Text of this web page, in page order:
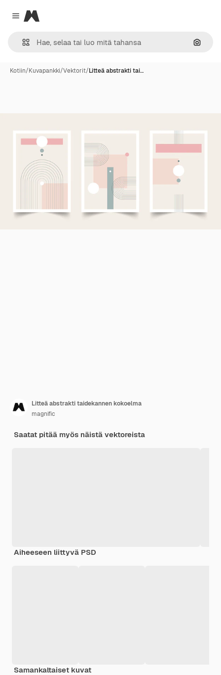
Close menu
Magnific
Hae
Kotiin/Kuvapankki/Vektorit/Litteä abstrakti tai…
Litteä abstrakti taidekannen kokoelma
magnific
Saatat pitää myös näistä vektoreista
Aiheeseen liittyvä PSD
Samankaltaiset kuvat